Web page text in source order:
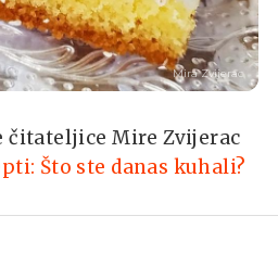
Mira Zvijerac
čitateljice Mire Zvijerac
Što ste danas kuhali?